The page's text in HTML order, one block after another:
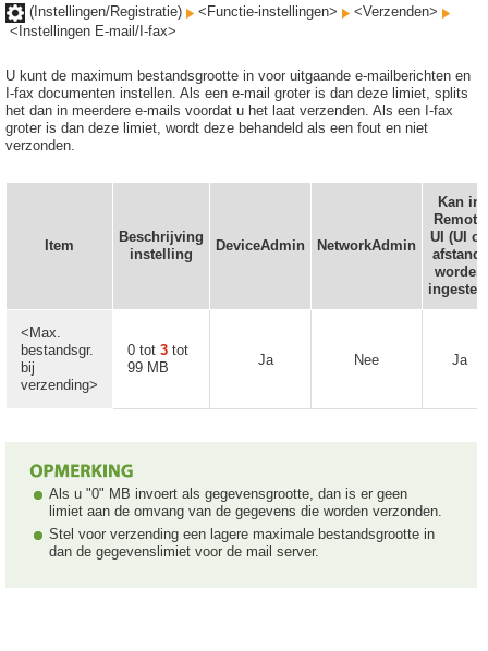
(Instellingen/Registratie) <Functie-instellingen>
<Verzenden>
<Instellingen E-mail/I-fax>
U kunt de maximum bestandsgrootte in voor uitgaande e-mailberichten en
I-fax documenten instellen. Als een e-mail groter is dan deze limiet, splits
het dan in meerdere e-mails voordat u het laat verzenden. Als een I-fax
groter is dan deze limiet, wordt deze behandeld als een fout en niet
verzonden.
Item
Beschrijving
instelling
DeviceAdmin NetworkAdmin
Kan in
Remote
UI (UI op
afstand)
worden
<Max.
bestandsgr.
bij
verzending>
0 tot 3 tot
99 MB
Ja Nee Ja
Als u "0" MB invoert als gegevensgrootte, dan is er geen
limiet aan de omvang van de gegevens die worden verzonden.
Stel voor verzending een lagere maximale bestandsgrootte in
dan de gegevenslimiet voor de mail server.